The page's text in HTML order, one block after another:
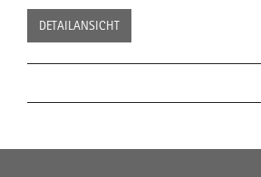
DETAILANSICHT